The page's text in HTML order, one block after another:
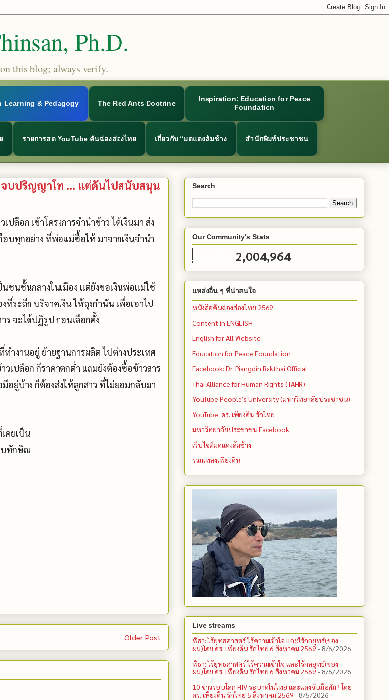
Ph.D.
this blog; always verify.
Learning & Pedagogy The Red Ants Doctrine
Inspiration: Education for Peace
Foundation
รายการสด YouTube คันฉ่องส่องไทย เกี่ยวกับ “มดแดงล้มช้าง สำนักพิมพ์ประชาชน
วจบปริญญาโท ... แต่ดันไปสนับสนุน
ลือก เข้าโครงการจำนำข้าว ได้เงินมา ส่ง
อบทุกอย่าง ที่พ่อแม่ซื้อให้ มาจากเงินจำนำ
ชนชั้นกลางในเมือง แต่ยังขอเงินพ่อแม่ใช้
ระลึก บริจาคเงิน ให้ลุงกำนัน เพื่อเอาไป
จะได้ปฏิรูป ก่อนเลือกตั้ง
ำงานอยู่ ย้ายฐานการผลิต ไปต่างประเทศ
เปลือก ก็ราคาตกต่ำ แถมยังต้องซื้อข้าวสาร
ยู่บ้าง ก็ต้องส่งให้ลูกสาว ที่ไม่ยอมกลับมา
คยเป็น
บทักษิณ
Older Post
Search
Our Community's Stats
2,004,964
แหล่งอื่น ๆ ที่น่าสนใจ
หนังสือคันฉ่องส่องไทย 2569
Content in ENGLISH
English for All Website
Education for Peace Foundation
Facebook: Dr. Piangdin Rakthai Official
Thai Alliance for Human Rights (TAHR)
YouTube People's University (มหาวิทยาลัยประชาชน)
YouTube: ดร. เพียงดิน รักไทย
มหาวิทยาลัยประชาชน Facebook
เว็บไซต์มดแดงล้มช้าง
รวมเพลงเพียงดิน
Live streams
พิธา: ไร้ยุทธศาสตร์ ไร้ความเข้าใจ และไร้กลยุทธ์(ของ
ผม)โดย ดร. เพียงดิน รักไทย 6 สิงหาคม 2569 - 8/6/2026
พิธา: ไร้ยุทธศาสตร์ ไร้ความเข้าใจ และไร้กลยุทธ์(ของ
ผม)โดย ดร. เพียงดิน รักไทย 6 สิงหาคม 2569 - 8/6/2026
10 ข่าวรอบโลก HIV ระบาดในไทย และแดงจับมือสัม? โดย
ดร. เพียงดิน รักไทย 5 สิงหาคม 2569 - 8/5/2026